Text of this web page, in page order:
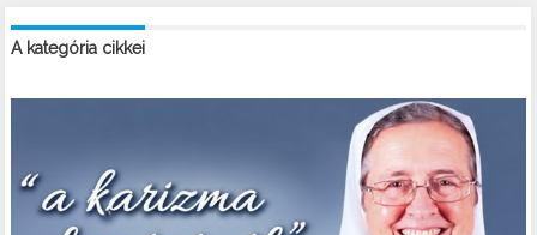
A kategória cikkei